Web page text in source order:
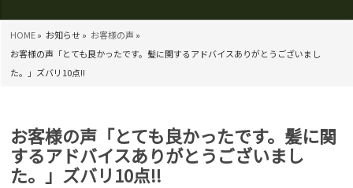
HOME» お知らせ » お客様の声 »
お客様の声「とても良かったです。髪に関するアドバイスありがとうございまし
た。」ズバリ10点!!
お客様の声「とても良かったです。髪に関
するアドバイスありがとうございまし
た。」ズバリ10点!!